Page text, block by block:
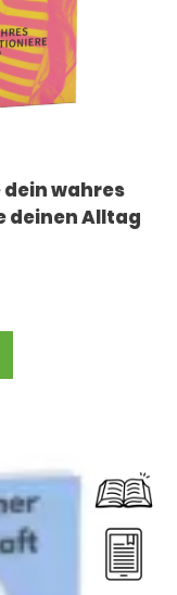
dein wahres
deinen Alltag